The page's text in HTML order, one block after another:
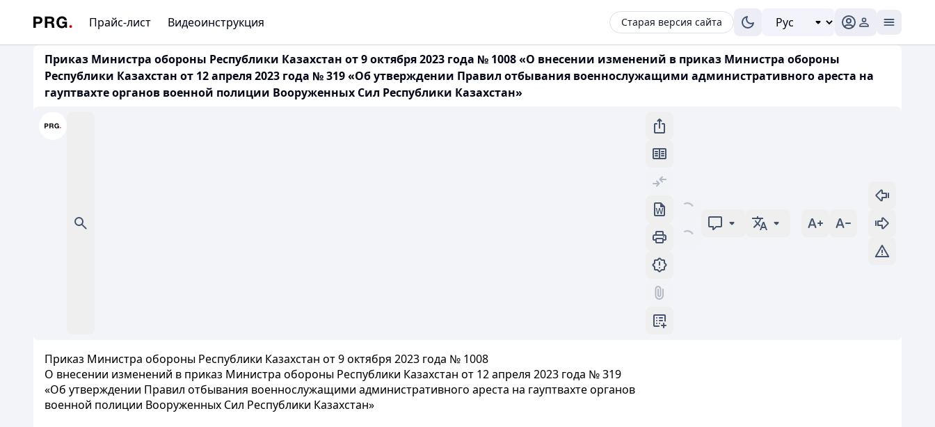
Прайс-лист Видеоинструкция Старая версия сайта
Приказ Министра обороны Республики Казахстан от 9 октября 2023 года № 1008 «О внесении изменений в приказ Министра обороны
Республики Казахстан от 12 апреля 2023 года № 319 «Об утверждении Правил отбывания военнослужащими административного ареста на
гауптвахте органов военной полиции Вооруженных Сил Республики Казахстан»
Приказ Министра обороны Республики Казахстан от 9 октября 2023 года № 1008
О внесении изменений в приказ Министра обороны Республики Казахстан от 12 апреля 2023 года № 319
«Об утверждении Правил отбывания военнослужащими административного ареста на гауптвахте органов
военной полиции Вооруженных Сил Республики Казахстан»